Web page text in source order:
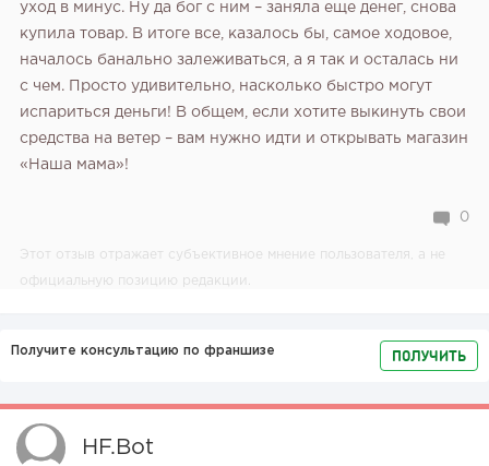
уход в минус. Ну да бог с ним – заняла еще денег, снова
купила товар. В итоге все, казалось бы, самое ходовое,
началось банально залеживаться, а я так и осталась ни
с чем. Просто удивительно, насколько быстро могут
испариться деньги! В общем, если хотите выкинуть свои
средства на ветер – вам нужно идти и открывать магазин
«Наша мама»!
0
Этот отзыв отражает субъективное мнение пользователя, а не
официальную позицию редакции.
Получите консультацию по франшизе ПОЛУЧИТЬ
HF.bot